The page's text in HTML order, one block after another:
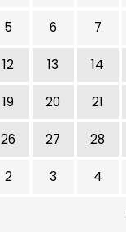
5 6 7
12 13 14
19 20 21
26 27 28
2 3 4